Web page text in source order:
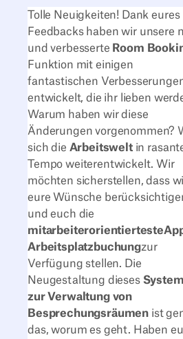
Tolle Neuigkeiten! Dank eures
Feedbacks haben wir unsere
und verbesserte Room
Funktion mit einigen
fantastischen
entwickelt, die ihr lieben
Warum haben wir diese
Änderungen vorgenommen?
sich die Arbeitsweltin
Tempo weiterentwickelt. Wir
möchten sicherstellen, dass
eure Wünsche
und euch die
mitarbeiterorientierteste
Arbeitsplatzbuchungzur
Verfügung stellen. Die
Neugestaltung dieses
zur Verwaltung von
Besprechungsräumen ist
das, worum es geht. Haben